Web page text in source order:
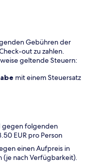
Gebühren der
out zu zahlen.
geltende Steuern:
mit einem Steuersatz
gegen folgenden
EUR pro Person
einen Aufpreis in
(je nach Verfügbarkeit).